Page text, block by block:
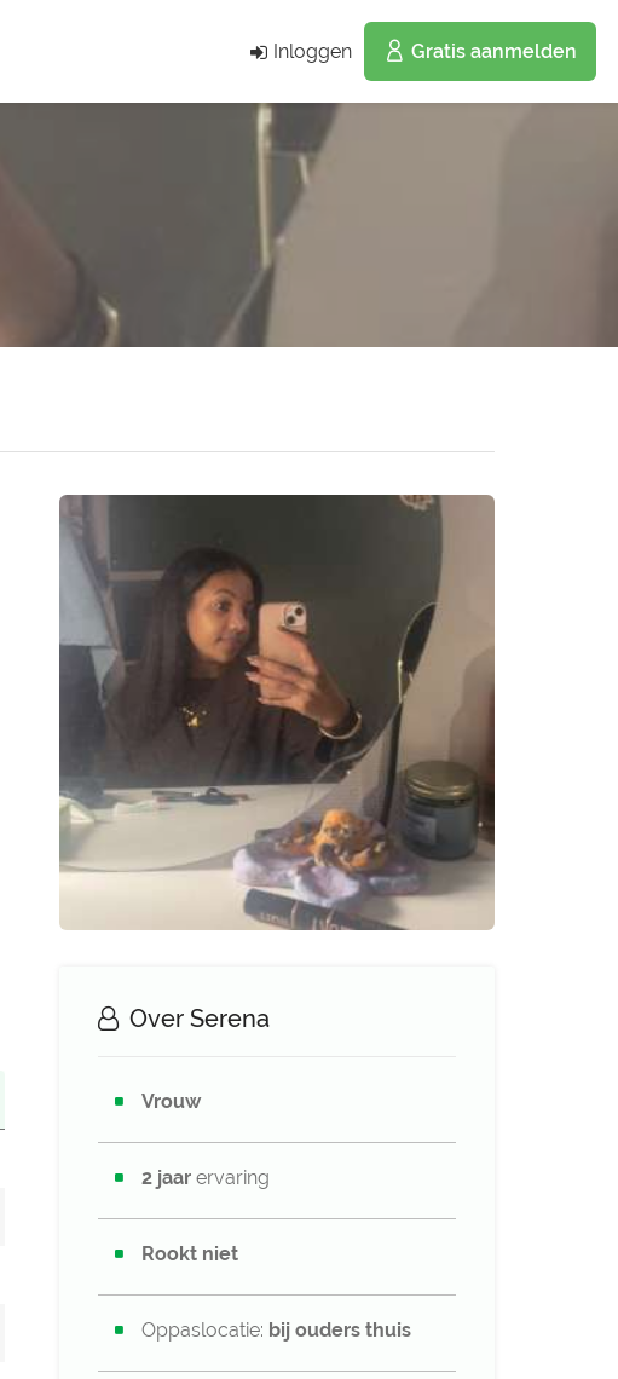
Inloggen Gratis aanmelden
Over Serena
Vrouw
2 jaar ervaring
Rookt niet
Oppaslocatie: bij ouders thuis